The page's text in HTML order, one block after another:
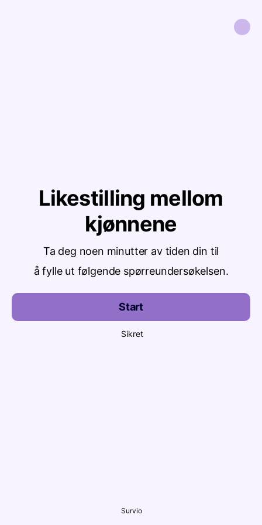
Likestilling mellom
kjønnene
Ta deg noen minutter av tiden din til
å fylle ut følgende spørreundersøkelsen.
Start
Sikret
Survio